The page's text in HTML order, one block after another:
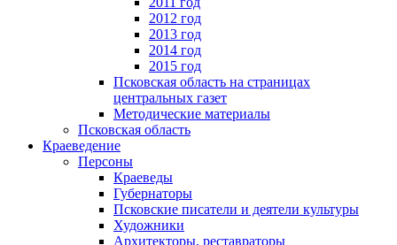
2012 год
2013 год
2014 год
2015 год
Псковская область на страницах
центральных газет
Методические материалы
Псковская область
Краеведение
Персоны
Краеведы
Губернаторы
Псковские писатели и деятели культуры
Художники
Архитекторы, реставраторы